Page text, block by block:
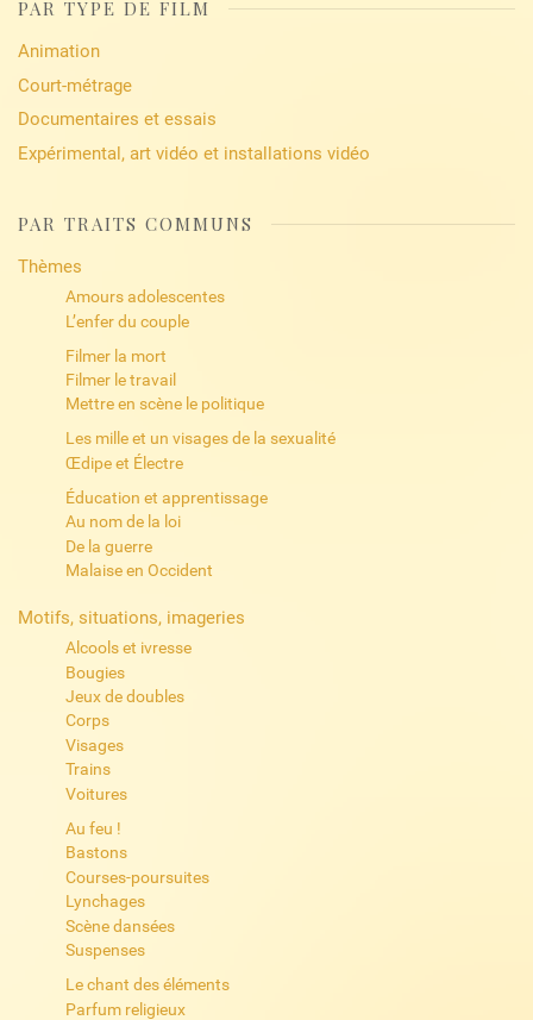
PAR TYPE DE FILM
Animation
Court-métrage
Documentaires et essais
Expérimental, art vidéo et installations vidéo
PAR TRAITS COMMUNS
Thèmes
Amours adolescentes
L’enfer du couple
Filmer la mort
Filmer le travail
Mettre en scène le politique
Les mille et un visages de la sexualité
Œdipe et Électre
Éducation et apprentissage
Au nom de la loi
De la guerre
Malaise en Occident
Motifs, situations, imageries
Alcools et ivresse
Bougies
Jeux de doubles
Corps
Visages
Trains
Voitures
Au feu !
Bastons
Courses-poursuites
Lynchages
Scène dansées
Suspenses
Le chant des éléments
Parfum religieux